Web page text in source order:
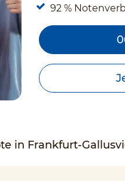
92 %
in Frankfurt-